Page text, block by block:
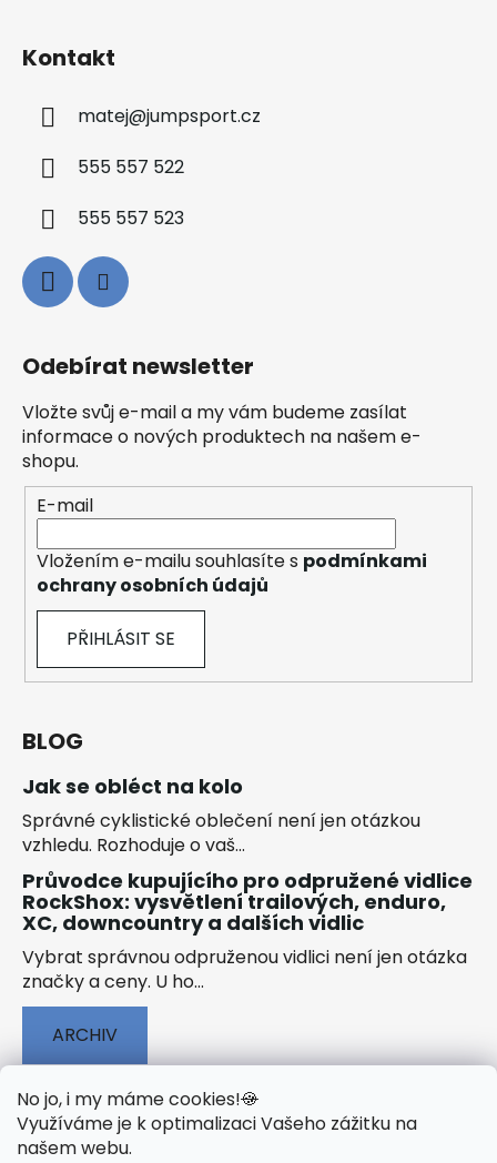
No jo, i my máme cookies!🍪
Využíváme je k optimalizaci Vašeho zážitku na
našem webu.
Kontakt
matej@jumpsport.cz
555 557 522
555 557 523
Odebírat newsletter
Vložte svůj e-mail a my vám budeme zasílat
informace o nových produktech na našem e-
shopu.
E-mail
Vložením e-mailu souhlasíte s podmínkami
ochrany osobních údajů
PŘIHLÁSIT SE
BLOG
Jak se obléct na kolo
Správné cyklistické oblečení není jen otázkou
vzhledu. Rozhoduje o vaš...
Průvodce kupujícího pro odpružené vidlice
RockShox: vysvětlení trailových, enduro,
XC, downcountry a dalších vidlic
Vybrat správnou odpruženou vidlici není jen otázka
značky a ceny. U ho...
ARCHIV